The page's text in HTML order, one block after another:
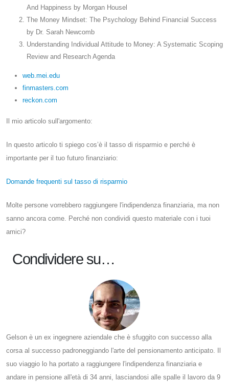
And Happiness by Morgan Housel
The Money Mindset: The Psychology Behind Financial Success
by Dr. Sarah Newcomb
Understanding Individual Attitude to Money: A Systematic Scoping
Review and Research Agenda
web.mei.edu
finmasters.com
reckon.com
Il mio articolo sull'argomento:
In questo articolo ti spiego cos’è il tasso di risparmio e perché è
importante per il tuo futuro finanziario:
Domande frequenti sul tasso di risparmio
Molte persone vorrebbero raggiungere l'indipendenza finanziaria, ma non
sanno ancora come. Perché non condividi questo materiale con i tuoi
amici?
Condividere su…
Gelson è un ex ingegnere aziendale che è sfuggito con successo alla
corsa al successo padroneggiando l'arte del pensionamento anticipato. Il
suo viaggio lo ha portato a raggiungere l'indipendenza finanziaria e
andare in pensione all'età di 34 anni, lasciandosi alle spalle il lavoro da 9